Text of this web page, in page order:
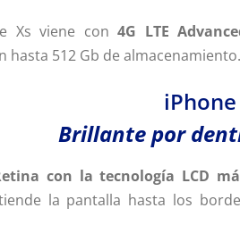
Xs viene con 4G LTE
hasta 512 Gb de almacenamiento.
iPhone
Brillante por
con la tecnología LCD
la pantalla hasta los